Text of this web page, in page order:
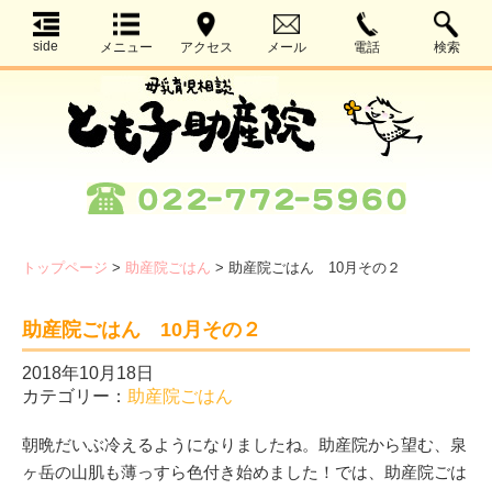
side メニュー アクセス メール 電話 検索
トップページ > 助産院ごはん > 助産院ごはん 10月その２
助産院ごはん 10月その２
2018年10月18日
カテゴリー： 助産院ごはん
朝晩だいぶ冷えるようになりましたね。助産院から望む、泉
ヶ岳の山肌も薄っすら色付き始めました！では、助産院ごは